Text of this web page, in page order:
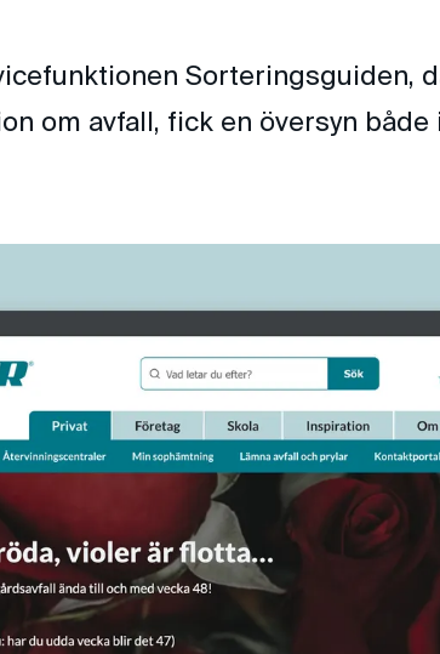
Sorteringsguiden,
om avfall, fick en översyn